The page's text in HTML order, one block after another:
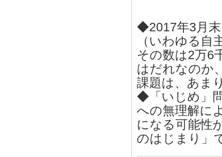
◆2017年3月
（いわゆる自
その数は2万6
はだれなのか
課題は、あま
◆「いじめ」
への無理解に
になる可能性
のはじまり」